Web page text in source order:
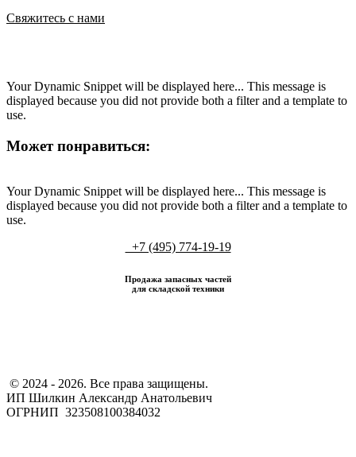
Свяжитесь с нами
Your Dynamic Snippet will be displayed here... This message is
displayed because you did not provide both a filter and a template to
use.
Может понравиться:
Your Dynamic Snippet will be displayed here... This message is
displayed because you did not provide both a filter and a template to
use.
+7 (495) 774-19-19
Продажа запасных частей
для складской техники
​ © 2024 - 2026. Все права защищены.
ИП Шилкин Александр Анатольевич
ОГРНИП 323508100384032